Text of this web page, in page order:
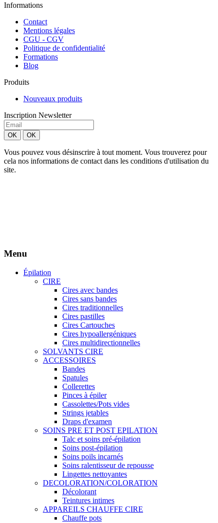
Informations
Contact
Mentions légales
CGU - CGV
Politique de confidentialité
Formations
Blog
Produits
Nouveaux produits
Inscription Newsletter
Vous pouvez vous désinscrire à tout moment. Vous trouverez pour
cela nos informations de contact dans les conditions d'utilisation du
site.
Menu
Épilation
CIRE
Cires avec bandes
Cires sans bandes
Cires traditionnelles
Cires pastilles
Cires Cartouches
Cires hypoallergéniques
Cires multidirectionnelles
SOLVANTS CIRE
ACCESSOIRES
Bandes
Spatules
Collerettes
Pinces à épiler
Cassolettes/Pots vides
Strings jetables
Draps d'examen
SOINS PRE ET POST EPILATION
Talc et soins pré-épilation
Soins post-épilation
Soins poils incarnés
Soins ralentisseur de repousse
Lingettes nettoyantes
DECOLORATION/COLORATION
Décolorant
Teintures intimes
APPAREILS CHAUFFE CIRE
Chauffe pots